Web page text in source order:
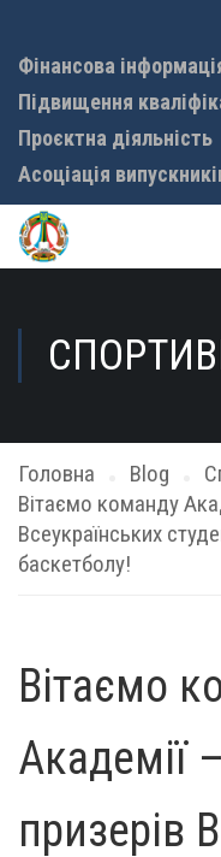
Фінансова
Підвищення
Проєктна діяльність
Асоціація
Головна Blog
Вітаємо команду
Всеукраїнських
баскетболу!
Вітаємо
Академії
призерів